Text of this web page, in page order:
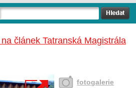
článek Tatranská Magistrála
fotogalerie